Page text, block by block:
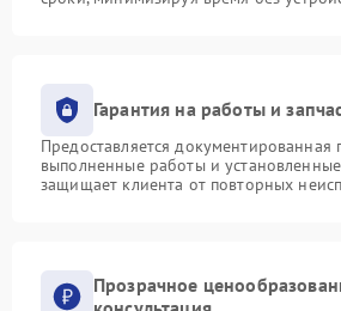
Гарантия на работы и
Предоставляется документированная
выполненные работы и
защищает клиента от повторных
Прозрачное